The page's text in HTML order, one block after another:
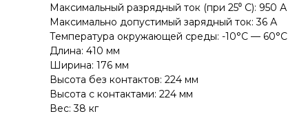
Максимальный разрядный ток (при 25⁰ С): 950 А
Максимально допустимый зарядный ток: 36 А
Температура окружающей среды: -10°C — 60°C
Длина: 410 мм
Ширина: 176 мм
Высота без контактов: 224 мм
Высота с контактами: 224 мм
Вес: 38 кг